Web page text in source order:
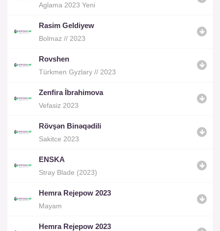
Aglama 2023 Yeni
Rasim Geldiyew
Bolmaz // 2023
Rovshen
Türkmen Gyzlary // 2023
Zenfira İbrahimova
Vefasiz 2023
Rövşən Binəqədili
Sakitce 2023
ENSKA
Stray Blade (2023)
Hemra Rejepow 2023
Mayam
Hemra Rejepow 2023